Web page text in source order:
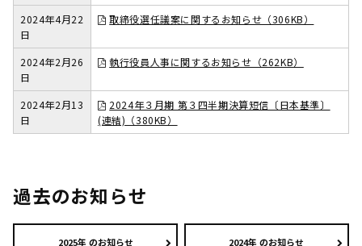
2024年4月22
日
取締役選任議案に関するお知らせ（306KB）
2024年2月26
日
執行役員人事に関するお知らせ（262KB）
2024年2月13
日
2024年３月期 第３四半期決算短信〔日本基準〕
(連結)（380KB）
過去のお知らせ
2025年 のお知らせ 2024年 のお知らせ